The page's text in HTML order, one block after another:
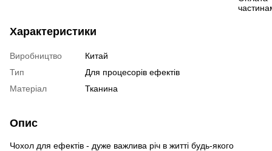
Характеристики
Виробництво
Китай
Тип
Для процесорів ефектів
Матеріал
Тканина
Опис
Чохол для ефектів - дуже важлива річ в житті будь-якого